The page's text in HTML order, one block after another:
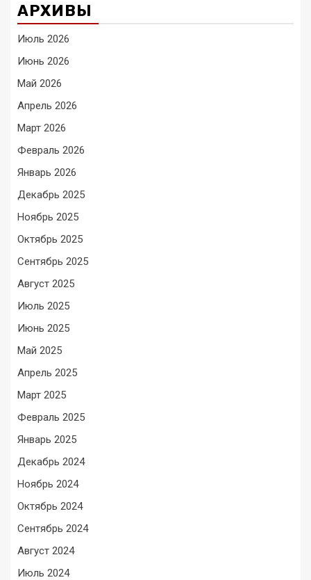
АРХИВЫ
Июль 2026
Июнь 2026
Май 2026
Апрель 2026
Март 2026
Февраль 2026
Январь 2026
Декабрь 2025
Ноябрь 2025
Октябрь 2025
Сентябрь 2025
Август 2025
Июль 2025
Июнь 2025
Май 2025
Апрель 2025
Март 2025
Февраль 2025
Январь 2025
Декабрь 2024
Ноябрь 2024
Октябрь 2024
Сентябрь 2024
Август 2024
Июль 2024